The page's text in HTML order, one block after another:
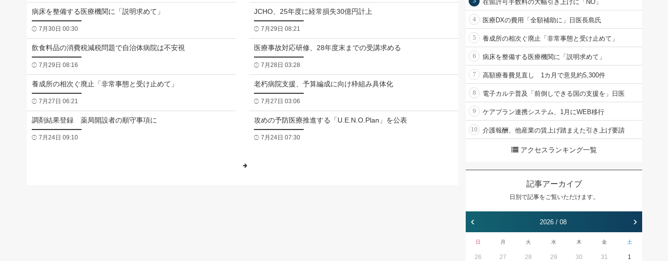
病床を整備する医療機関に「説明求めて」
7月30日 00:30
JCHO、25年度に経常損失30億円計上
7月29日 08:21
飲食料品の消費税減税問題で自治体病院は不安視
7月29日 08:16
医療事故対応研修、28年度末までの受講求める
7月28日 03:28
養成所の相次ぐ廃止「非常事態と受け止めて」
7月27日 06:21
老朽病院支援、予算編成に向け枠組み具体化
7月27日 03:06
調剤結果登録 薬局開設者の順守事項に
7月24日 09:10
攻めの予防医療推進する「U.E.N.O.Plan」を公表
7月24日 07:30
在留許可手数料の大幅引き上げに「NO」
4 医療DXの費用「全額補助に」日医長島氏
5 養成所の相次ぐ廃止「非常事態と受け止めて」
6 病床を整備する医療機関に「説明求めて」
7 高額療養費見直し 1カ月で意見約5,300件
8 電子カルテ普及「前倒しできる国の支援を」日医
9 ケアプラン連携システム、1月にWEB移行
10 介護報酬、他産業の賃上げ踏まえた引き上げ要請
アクセスランキング一覧
記事アーカイブ
日別で記事をご覧いただけます。
‹ 2026 / 08 ›
日 月 火 水 木 金 土
26 27 28 29 30 31 1